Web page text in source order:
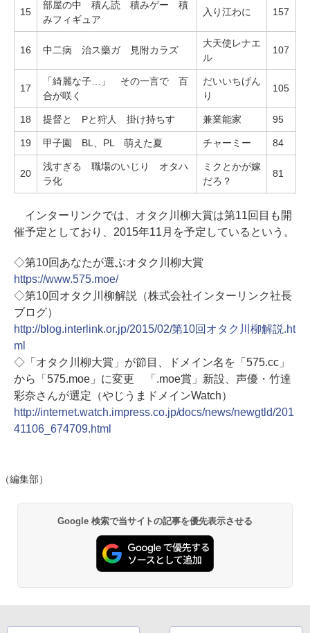
15
部屋の中 積ん読 積みゲー 積
みフィギュア
入り江わに 157
16 中二病 治ス藥ガ 見附カラズ
大天使レナエ
ル
107
17
「綺麗な子…」 その一言で 百
合が咲く
だいいちげん
り
105
18 提督と Pと狩人 掛け持ちす 兼業能家 95
19 甲子園 BL、PL 萌えた夏 チャーミー 84
20
浅すぎる 職場のいじり オタハ
ラ化
ミクとかが嫁
だろ？
81
インターリンクでは、オタク川柳大賞は第11回目も開
催予定としており、2015年11月を予定しているという。
◇第10回あなたが選ぶオタク川柳大賞
https://www.575.moe/
◇第10回オタク川柳解説（株式会社インターリンク社長
ブログ）
http://blog.interlink.or.jp/2015/02/第10回オタク川柳解説.ht
ml
◇「オタク川柳大賞」が節目、ドメイン名を「575.cc」
から「575.moe」に変更 「.moe賞」新設、声優・竹達
彩奈さんが選定（やじうまドメインWatch）
http://internet.watch.impress.co.jp/docs/news/newgtld/201
41106_674709.html
（編集部）
Google 検索で当サイトの記事を優先表示させる